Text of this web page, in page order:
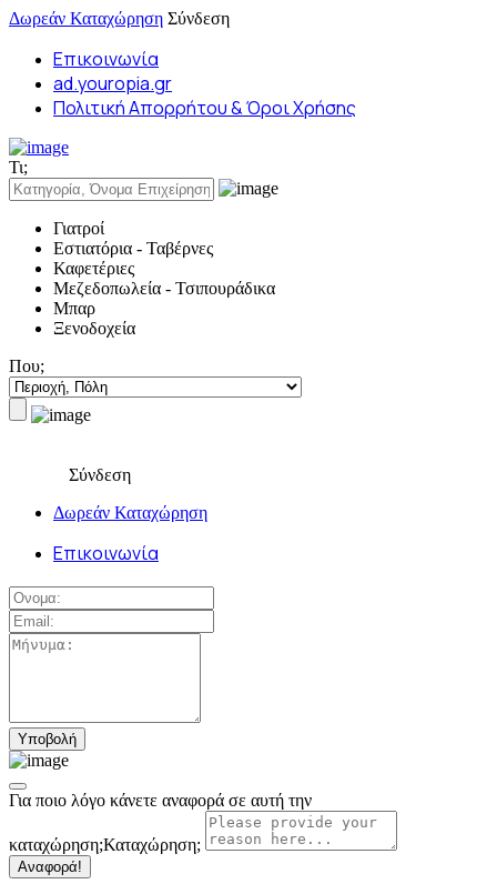
Δωρεάν Καταχώρηση Σύνδεση
Επικοινωνία
ad.youropia.gr
Πολιτική Απορρήτου & Όροι Χρήσης
Τι;
Γιατροί
Εστιατόρια - Ταβέρνες
Καφετέριες
Μεζεδοπωλεία - Τσιπουράδικα
Μπαρ
Ξενοδοχεία
Που;
Σύνδεση
Δωρεάν Καταχώρηση
Επικοινωνία
Για ποιο λόγο κάνετε αναφορά σε αυτή την
καταχώρηση;Καταχώρηση;
Αναφορά!